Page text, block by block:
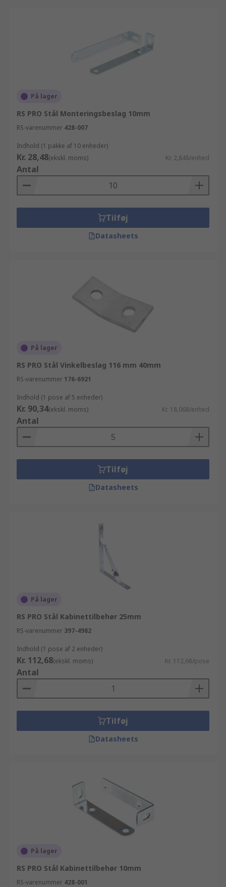
På lager
RS PRO Stål Monteringsbeslag 10mm
RS-varenummer 428-007
Indhold (1 pakke af 10 enheder)
Kr. 28,48(ekskl. moms) Kr. 2,848/enhed
Antal
Tilføj
Datasheets
På lager
RS PRO Stål Vinkelbeslag 116 mm 40mm
RS-varenummer 176-6921
Indhold (1 pose af 5 enheder)
Kr. 90,34(ekskl. moms) Kr. 18,068/enhed
Antal
Tilføj
Datasheets
På lager
RS PRO Stål Kabinettilbehør 25mm
RS-varenummer 397-4982
Indhold (1 pose af 2 enheder)
Kr. 112,68(ekskl. moms) Kr. 112,68/pose
Antal
Tilføj
Datasheets
På lager
RS PRO Stål Kabinettilbehør 10mm
RS-varenummer 428-001